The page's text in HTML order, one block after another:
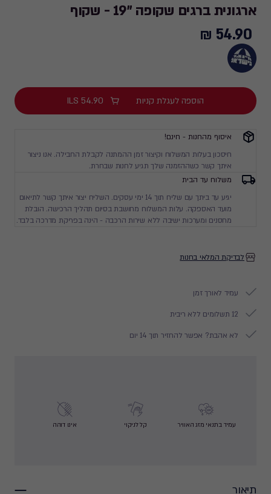
ארגונית ברגים שקופה "19 - שקוף
54.90
₪
54.90 ₪
הוספה לעגלת קניות ILS 54.90
איסוף מהחנות - חינם!
חיסכון בעלות המשלוח וקיצור זמן ההמתנה לקבלת החבילה. אנו ניצור
איתך קשר כשההזמנה שלך תגיע לחנות שבחרת.
משלוח עד הבית
יגיע עד ביתך עם שליח תוך 14 ימי עסקים. השליח יצור איתך קשר לתיאום
מועד האספקה. עלות המשלוח מחושבת בסיום תהליך הרכישה. הובלת
מחסנים ומערכות ישיבה ללא שירות הרכבה - הינה בפריקת מדרכה בלבד.
לבדיקת המלאי בחנות
עמיד לאורך זמן
12 תשלומים ללא ריבית
לא אהבת? אפשר להחזיר תוך 14 יום
עמיד בתנאי מזג האוויר קל לניקוי אינו דוהה
תיאור